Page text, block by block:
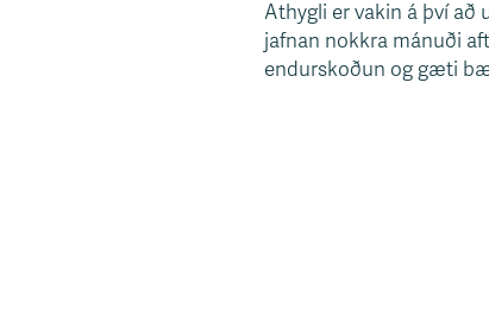
Athygli er vakin á því
jafnan nokkra mánuði
endurskoðun og gæti